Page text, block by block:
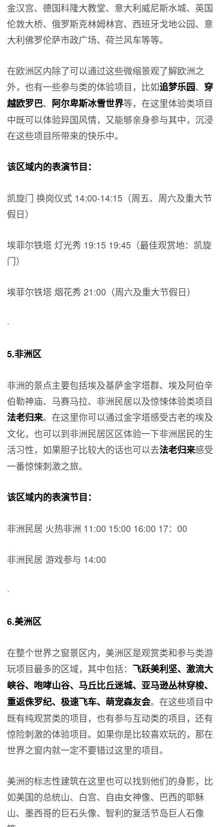
金汉宫、德国科隆大教堂、意大利威尼斯水城、英国
伦敦大桥、俄罗斯克林姆林宫、西班牙戈地公园、意
大利佛罗伦萨市政广场、荷兰风车等等。
在欧洲区内除了可以通过这些微缩景观了解欧洲之
外，也有一些参与类的体验项目，比如追梦乐园、 穿
越欧罗巴、 阿尔卑斯冰雪世界等，在这里体验类项目
中既可以体验异国风情，又能够亲身参与其中，沉浸
在这些项目所带来的快乐中。
该区域内的表演节目：
凯旋门 换岗仪式 14:00-14:15（周五、周六及重大节
假日）
埃菲尔铁塔 灯光秀 19:15 19:45（最佳观赏地：凯旋
门）
埃菲尔铁塔 烟花秀 21:00（周六及重大节假日）
·
5.非洲区
非洲的景点主要包括埃及基萨金字塔群、埃及阿伯辛
伯勒神庙、马赛马拉、非洲民居以及惊悚体验类项目
法老归来。在这里你可以通过金字塔感受古老的埃及
文化，也可以到非洲民居区区体验一下非洲居民的生
活习性，如果胆子比较大的话也可以去法老归来感受
一番惊悚刺激之旅。
该区域内的表演节目：
非洲民居 火热非洲 11:00 15:00 16:00 17：00
非洲民居 游戏参与 14:00
·
6.美洲区
在整个世界之窗景区内，美洲区是观赏类和参与类游
玩项目最多的区域，其中包括： 飞跃美利坚、激流大
峡谷、咆哮山谷、马丘比丘迷城、亚马逊丛林穿梭、
重返侏罗纪、极速飞车、萌宠森友会。在这些项目中
既有纯观赏类的项目，也有参与互动类的项目，还有
惊险刺激的体验项目。如果你是比较喜欢玩的，那在
世界之窗内就一定不要错过这里的项目。
美洲的标志性建筑在这里也可以找到他们的身影，比
如美国的总统山、白宫、自由女神像、巴西的耶稣
山、墨西哥的巨石头像、智利的复活节岛巨人石像